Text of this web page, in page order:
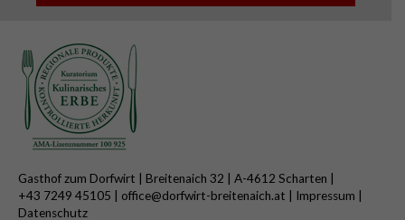
Gasthof zum Dorfwirt | Breitenaich 32 | A-4612 Scharten |
+43 7249 45105
office@dorfwirt-breitenaich.at Impressum
Datenschutz